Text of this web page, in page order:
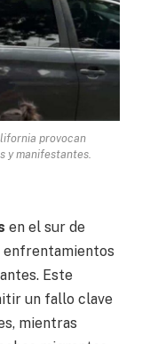
provocan
y manifestantes.
en el sur de
enfrentamientos
Este
un fallo clave
mientras